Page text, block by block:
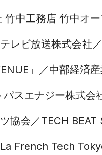
竹中工務店 竹中オ
レビ放送株式会社
」 中部経済
パスエナジー株式会
協会 TECH
La French Tech